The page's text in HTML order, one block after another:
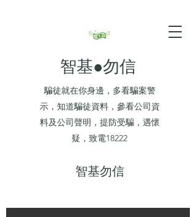
智基●勿信
騙徒就在你身邊，多看騙案警
示，知道騙徒資料，參看公司資
料及公司聲明，提防受騙，遇懷
疑，致電18222
​智基勿信